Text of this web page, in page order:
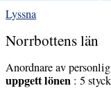
Lyssna
Norrbottens län
Anordnare av
uppgett lönen : 5